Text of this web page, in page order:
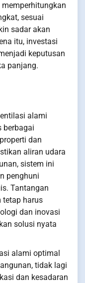
sesuai
sadar akan
itu, investasi
keputusan
panjang.
alami
berbagai
dan
aliran udara
sistem ini
penghuni
Tantangan
tetap harus
dan inovasi
solusi nyata
alami optimal
tidak lagi
dan kesadaran